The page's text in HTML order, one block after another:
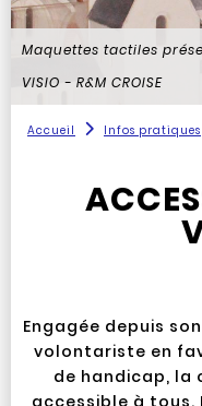
Maquettes tactiles
VISIO - R&M CROISE
Accueil Infos pratiques
Engagée depuis
volontariste en
de handicap, la
accessible à tous.